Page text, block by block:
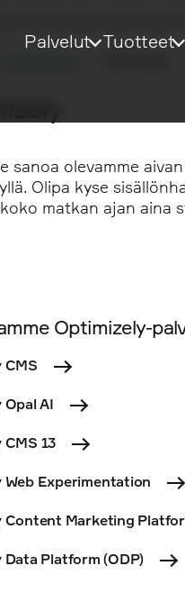
Palvelut Tuotteet
sanoa olevamme
Olipa kyse
matkan ajan aina
Optimizely-
AI
13
Experimentation
Content Marketing
Platform (ODP)